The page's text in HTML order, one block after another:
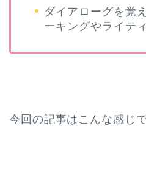
ダイアローグを覚
ーキングやライテ
今回の記事はこんな感じ